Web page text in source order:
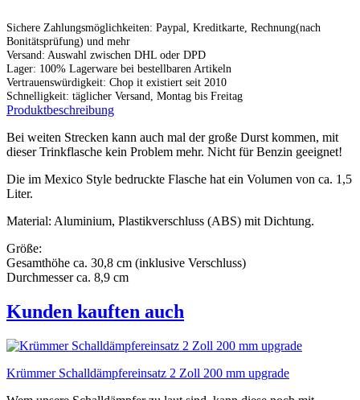
Sichere Zahlungsmöglichkeiten: Paypal, Kreditkarte, Rechnung(nach
Bonitätsprüfung) und mehr
Versand: Auswahl zwischen DHL oder DPD
Lager: 100% Lagerware bei bestellbaren Artikeln
Vertrauenswürdigkeit: Chop it existiert seit 2010
Schnelligkeit: täglicher Versand, Montag bis Freitag
Produktbeschreibung
Bei weiten Strecken kann auch mal der große Durst kommen, mit
dieser Trinkflasche kein Problem mehr. Nicht für Benzin geeignet!
Die im Mexico Style bedruckte Flasche hat ein Volumen von ca. 1,5
Liter.
Material: Aluminium, Plastikverschluss (ABS) mit Dichtung.
Größe:
Gesamthöhe ca. 30,8 cm (inklusive Verschluss)
Durchmesser ca. 8,9 cm
Kunden kauften auch
Krümmer Schalldämpfereinsatz 2 Zoll 200 mm upgrade